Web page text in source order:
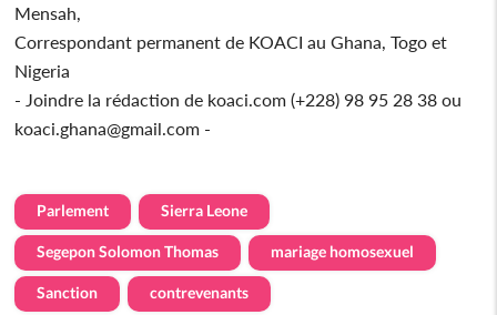
Mensah,
Correspondant permanent de KOACI au Ghana, Togo et
Nigeria
- Joindre la rédaction de koaci.com (+228) 98 95 28 38 ou
koaci.ghana@gmail.com -
Parlement Sierra Leone
Segepon Solomon Thomas mariage homosexuel
Sanction contrevenants